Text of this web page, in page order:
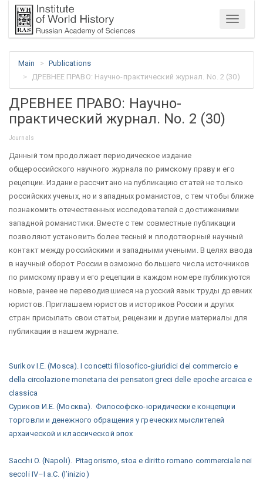
Menu
Main
Publications
ДРЕВНЕЕ ПРАВО: Научно-практический журнал. No. 2 (30)
ДРЕВНЕЕ ПРАВО: Научно-
практический журнал. No. 2 (30)
Journals
Данный том продолжает периодическое издание
общероссийского научного журнала по римскому праву и его
рецепции. Издание рассчитано на публикацию статей не только
российских ученых, но и западных романистов, с тем чтобы ближе
познакомить отечественных исследователей с достижениями
западной романистики. Вместе с тем совместные публикации
позволяют установить более тесный и плодотворный научный
контакт между российскими и западными учеными. В целях ввода
в научный оборот России возможно большего числа источников
по римскому праву и его рецепции в каждом номере публикуются
новые, ранее не переводившиеся на русский язык труды древних
юристов. Приглашаем юристов и историков России и других
стран присылать свои статьи, рецензии и другие материалы для
публикации в нашем журнале.
Surikov I.E. (Mosca). I concetti filosofico-giuridici del commercio e
della circolazione monetaria dei pensatori greci delle epoche arcaica e
classica
Суриков И.Е. (Москва). Философско-юридические концепции
торговли и денежного обращения у греческих мыслителей
архаической и классической эпох
Sacchi O. (Napoli). Pitagorismo, stoa e diritto romano commerciale nei
secoli IV–I a.C. (l’inizio)